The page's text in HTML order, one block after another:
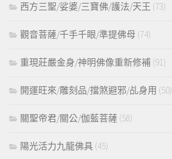
西方三聖/娑婆/三寶佛/護法/天王 (73)
觀音菩薩/千手千眼/準提佛母 (74)
重現莊嚴金身/神明佛像重新修補 (91)
開運旺來/雕刻品/擋煞避邪/乩身用 (50)
關聖帝君/關公/伽藍菩薩 (58)
陽光活力九龍佛具 (45)